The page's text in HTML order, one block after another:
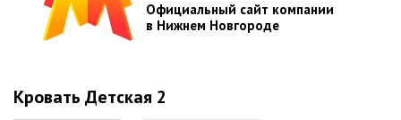
Официальный сайт компании
в Нижнем Новгороде
Кровать Детская 2